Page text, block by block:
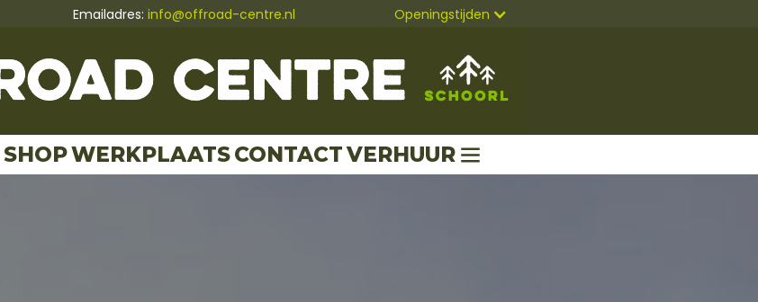
Emailadres: info@offroad-centre.nl Openingstijden
SHOPWERKPLAATSCONTACTVERHUUR